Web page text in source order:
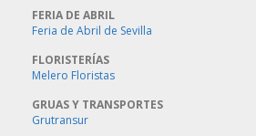
FERIA DE ABRIL
Feria de Abril de Sevilla
FLORISTERÍAS
Melero Floristas
GRUAS Y TRANSPORTES
Grutransur